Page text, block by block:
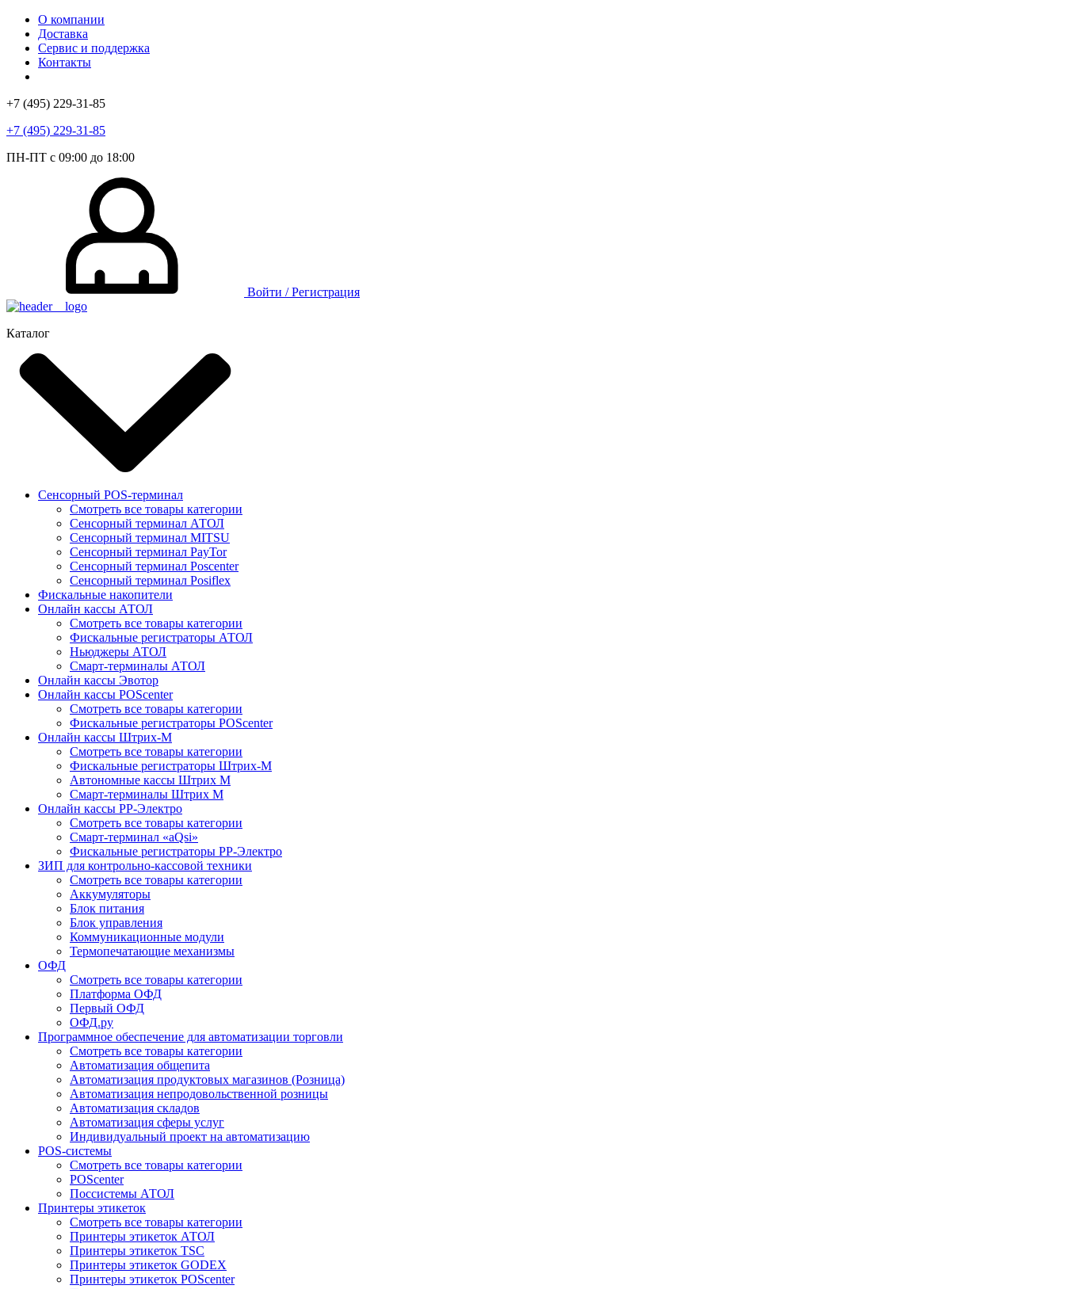
О компании
Доставка
Сервис и поддержка
Контакты
+7 (495) 229-31-85
+7 (495) 229-31-85
ПН-ПТ с 09:00 до 18:00
Войти / Регистрация
Каталог
Сенсорный POS-терминал
Смотреть все товары категории
Сенсорный терминал АТОЛ
Сенсорный терминал MITSU
Сенсорный терминал PayTor
Сенсорный терминал Poscenter
Сенсорный терминал Posiflex
Фискальные накопители
Онлайн кассы АТОЛ
Смотреть все товары категории
Фискальные регистраторы АТОЛ
Ньюджеры АТОЛ
Смарт-терминалы АТОЛ
Онлайн кассы Эвотор
Онлайн кассы POScenter
Смотреть все товары категории
Фискальные регистраторы POScenter
Онлайн кассы Штрих-М
Смотреть все товары категории
Фискальные регистраторы Штрих-М
Автономные кассы Штрих М
Смарт-терминалы Штрих М
Онлайн кассы РР-Электро
Смотреть все товары категории
Смарт-терминал «aQsi»
Фискальные регистраторы РР-Электро
ЗИП для контрольно-кассовой техники
Смотреть все товары категории
Аккумуляторы
Блок питания
Блок управления
Коммуникационные модули
Термопечатающие механизмы
ОФД
Смотреть все товары категории
Платформа ОФД
Первый ОФД
ОФД.ру
Программное обеспечение для автоматизации торговли
Смотреть все товары категории
Автоматизация общепита
Автоматизация продуктовых магазинов (Розница)
Автоматизация непродовольственной розницы
Автоматизация складов
Автоматизация сферы услуг
Индивидуальный проект на автоматизацию
POS-системы
Смотреть все товары категории
POScenter
Поссистемы АТОЛ
Принтеры этикеток
Смотреть все товары категории
Принтеры этикеток АТОЛ
Принтеры этикеток TSC
Принтеры этикеток GODEX
Принтеры этикеток POScenter